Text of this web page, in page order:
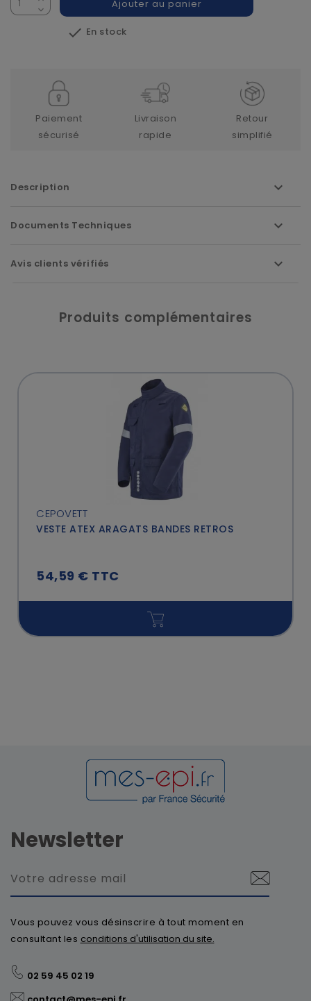
Ajouter au panier
 En stock
Paiement
sécurisé
Livraison
rapide
Retour
simplifié
Description
Documents Techniques
Avis clients vérifiés
Produits complémentaires
CEPOVETT
VESTE ATEX ARAGATS BANDES RETROS
54,59 € TTC
Newsletter
Vous pouvez vous désinscrire à tout moment en
consultant les conditions d'utilisation du site.
02 59 45 02 19